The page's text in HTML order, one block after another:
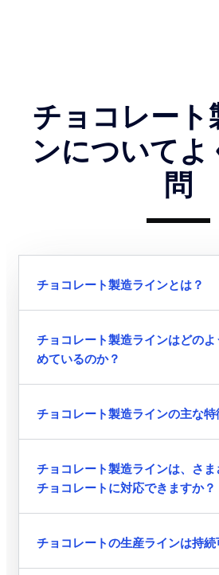
チョコレート
ンについて
問
チョコレート製造ラインとは？
チョコレート製造ラインはどの
めているのか？
チョコレート製造ラインの主な特
チョコレート製造ラインは、さ
チョコレートに対応できますか？
チョコレートの生産ラインは持続